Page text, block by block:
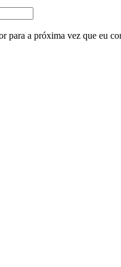
para a próxima vez que eu